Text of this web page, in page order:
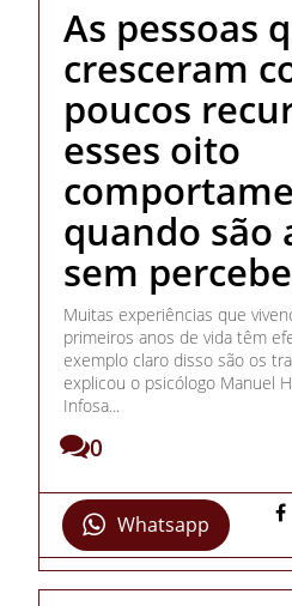
As pessoas
cresceram
poucos
esses oito
quando são
sem
Muitas experiências que
primeiros anos de vida têm
exemplo claro disso são os
explicou o psicólogo Manuel
Infosa...
0
Whatsapp